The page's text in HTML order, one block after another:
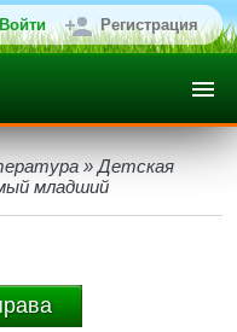
Войти Регистрация
» Детская
младший